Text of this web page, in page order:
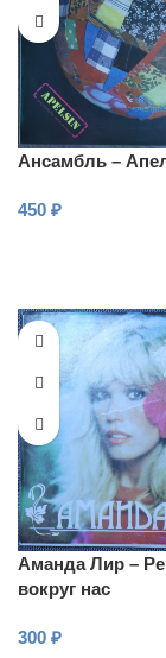
Ансамбль –
450 ₽
Аманда Лир –
вокруг нас
300 ₽